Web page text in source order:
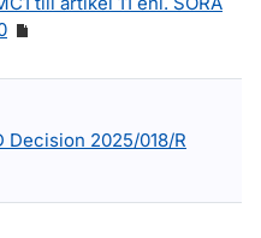
Decision 2025/018/R